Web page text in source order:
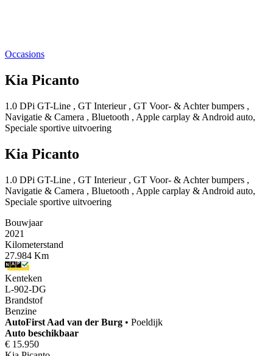
Occasions
Kia Picanto
1.0 DPi GT-Line , GT Interieur , GT Voor- & Achter bumpers ,
Navigatie & Camera , Bluetooth , Apple carplay & Android auto,
Speciale sportive uitvoering
Kia Picanto
1.0 DPi GT-Line , GT Interieur , GT Voor- & Achter bumpers ,
Navigatie & Camera , Bluetooth , Apple carplay & Android auto,
Speciale sportive uitvoering
Bouwjaar
2021
Kilometerstand
27.984 Km
Kenteken
L-902-DG
Brandstof
Benzine
AutoFirst Aad van der Burg • Poeldijk
Auto beschikbaar
€ 15.950